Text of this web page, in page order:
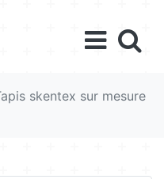
skentex sur mesure